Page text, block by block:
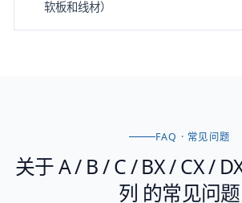
软板和线材）
FAQ · 常见问题
关于A / B / C / BX / CX /
列 的常见问题